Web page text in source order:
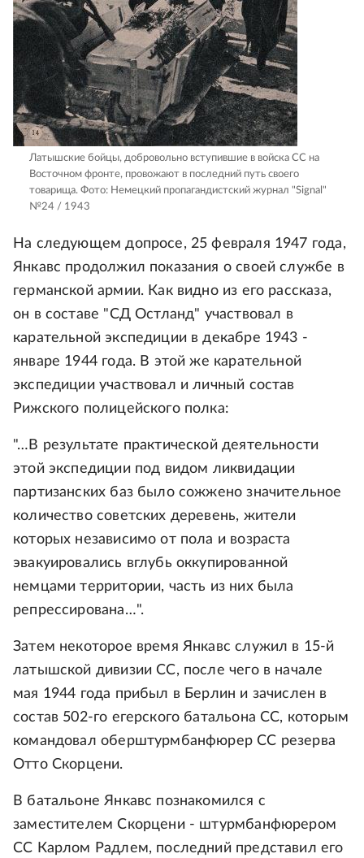
Латышские бойцы, добровольно вступившие в войска СС на
Восточном фронте, провожают в последний путь своего
товарища. Фото: Немецкий пропагандистский журнал "Signal"
№24 / 1943
На следующем допросе, 25 февраля 1947 года,
Янкавс продолжил показания о своей службе в
германской армии. Как видно из его рассказа,
он в составе "СД Остланд" участвовал в
карательной экспедиции в декабре 1943 -
январе 1944 года. В этой же карательной
экспедиции участвовал и личный состав
Рижского полицейского полка:
"…В результате практической деятельности
этой экспедиции под видом ликвидации
партизанских баз было сожжено значительное
количество советских деревень, жители
которых независимо от пола и возраста
эвакуировались вглубь оккупированной
немцами территории, часть из них была
репрессирована…".
Затем некоторое время Янкавс служил в 15-й
латышской дивизии СС, после чего в начале
мая 1944 года прибыл в Берлин и зачислен в
состав 502-го егерского батальона СС, которым
командовал оберштурмбанфюрер СС резерва
Отто Скорцени.
В батальоне Янкавс познакомился с
заместителем Скорцени - штурмбанфюрером
СС Карлом Радлем, последний представил его